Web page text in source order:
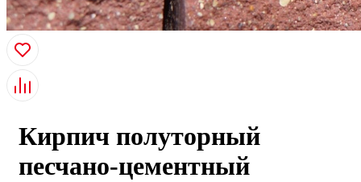
Кирпич полуторный
песчано-цементный